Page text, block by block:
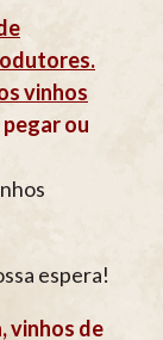
vinhos
pegar ou
espera!
vinhos de